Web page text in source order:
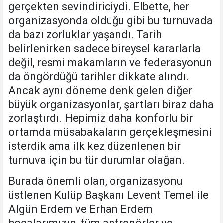
gerçekten sevindiriciydi. Elbette, her
organizasyonda olduğu gibi bu turnuvada
da bazı zorluklar yaşandı. Tarih
belirlenirken sadece bireysel kararlarla
değil, resmi makamların ve federasyonun
da öngördüğü tarihler dikkate alındı.
Ancak aynı döneme denk gelen diğer
büyük organizasyonlar, şartları biraz daha
zorlaştırdı. Hepimiz daha konforlu bir
ortamda müsabakaların gerçekleşmesini
isterdik ama ilk kez düzenlenen bir
turnuva için bu tür durumlar olağan.
Burada önemli olan, organizasyonu
üstlenen Kulüp Başkanı Levent Temel ile
Algün Erdem ve Erhan Erdem